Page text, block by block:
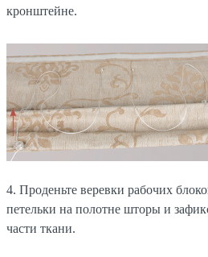
кронштейне.
4. Проденьте веревки рабочих
петельки на полотне шторы и
части ткани.